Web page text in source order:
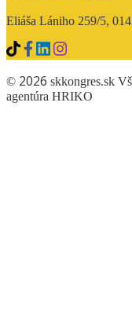
Eliáša Lániho 259/5,
© 2026 skkongres.sk
agentúra HRIKO